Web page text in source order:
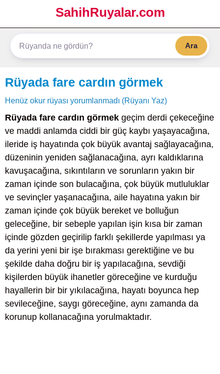
SahihRuyalar.com
Ara
Rüyada fare cardın görmek
Henüz okur rüyası yorumlanmadı (Rüyanı Yaz)
Rüyada fare cardın görmek geçim derdi çekeceğine
ve maddi anlamda ciddi bir güç kaybı yaşayacağına,
ileride iş hayatında çok büyük avantaj sağlayacağına,
düzeninin yeniden sağlanacağına, ayrı kaldıklarına
kavuşacağına, sıkıntıların ve sorunların yakın bir
zaman içinde son bulacağına, çok büyük mutluluklar
ve sevinçler yaşanacağına, aile hayatına yakın bir
zaman içinde çok büyük bereket ve bolluğun
geleceğine, bir sebeple yapılan işin kısa bir zaman
içinde gözden geçirilip farklı şekillerde yapılması ya
da yerini yeni bir işe bırakması gerektiğine ve bu
şekilde daha doğru bir iş yapılacağına, sevdiği
kişilerden büyük ihanetler göreceğine ve kurduğu
hayallerin bir bir yıkılacağına, hayatı boyunca hep
sevileceğine, saygı göreceğine, aynı zamanda da
korunup kollanacağına yorulmaktadır.